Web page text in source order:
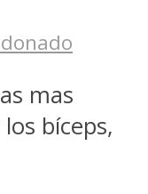
mas
bíceps,